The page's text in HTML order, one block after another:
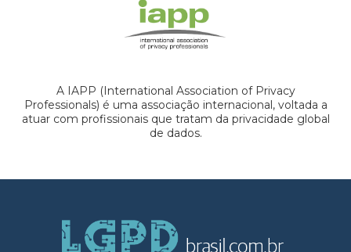
A IAPP (International Association of Privacy
Professionals) é uma associação internacional, voltada a
atuar com profissionais que tratam da privacidade global
de dados.